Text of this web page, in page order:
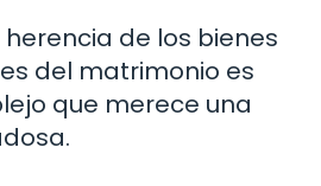
herencia de los bienes
del matrimonio es
que merece una